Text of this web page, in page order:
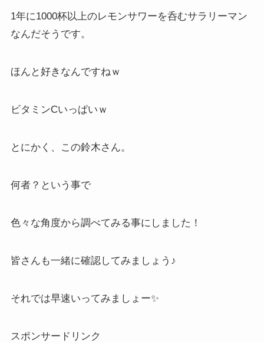
1年に1000杯以上のレモンサワーを呑むサラリーマン
なんだそうです。
ほんと好きなんですねｗ
ビタミンCいっぱいｗ
とにかく、この鈴木さん。
何者？という事で
色々な角度から調べてみる事にしました！
皆さんも一緒に確認してみましょう♪
それでは早速いってみましょー✨
スポンサードリンク